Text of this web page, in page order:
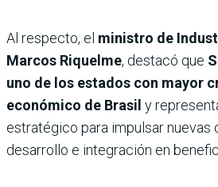
Al respecto, el ministro de
Marcos Riquelme, destacó que
uno de los estados con mayor
económico de Brasil y
estratégico para impulsar nuevas
desarrollo e integración en